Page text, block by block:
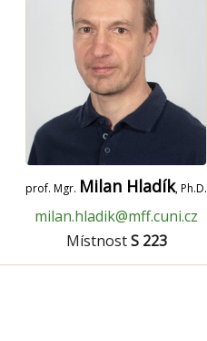
prof. Mgr. Milan Hladík, Ph.D.
milan.hladik@mff.cuni.cz
MístnostS 223